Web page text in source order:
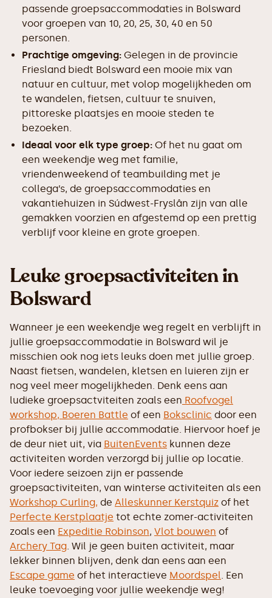
passende groepsaccommodaties in Bolsward
voor groepen van 10, 20, 25, 30, 40 en 50
personen.
Prachtige omgeving: Gelegen in de provincie
Friesland biedt Bolsward een mooie mix van
natuur en cultuur, met volop mogelijkheden om
te wandelen, fietsen, cultuur te snuiven,
pittoreske plaatsjes en mooie steden te
bezoeken.
Ideaal voor elk type groep: Of het nu gaat om
een weekendje weg met familie,
vriendenweekend of teambuilding met je
collega’s, de groepsaccommodaties en
vakantiehuizen in Súdwest-Fryslân zijn van alle
gemakken voorzien en afgestemd op een prettig
verblijf voor kleine en grote groepen.
Leuke groepsactiviteiten in
Bolsward
Wanneer je een weekendje weg regelt en verblijft in
jullie groepsaccommodatie in Bolsward wil je
misschien ook nog iets leuks doen met jullie groep.
Naast fietsen, wandelen, kletsen en luieren zijn er
nog veel meer mogelijkheden. Denk eens aan
ludieke groepsactviteiten zoals een Roofvogel
workshop, Boeren Battle of een Boksclinic door een
profbokser bij jullie accommodatie. Hiervoor hoef je
de deur niet uit, via BuitenEvents kunnen deze
activiteiten worden verzorgd bij jullie op locatie.
Voor iedere seizoen zijn er passende
groepsactiviteiten, van winterse activiteiten als een
Workshop Curling, de Alleskunner Kerstquiz of het
Perfecte Kerstplaatje tot echte zomer-activiteiten
zoals een Expeditie Robinson, Vlot bouwen of
Archery Tag. Wil je geen buiten activiteit, maar
lekker binnen blijven, denk dan eens aan een
Escape game of het interactieve Moordspel. Een
leuke toevoeging voor jullie weekendje weg!